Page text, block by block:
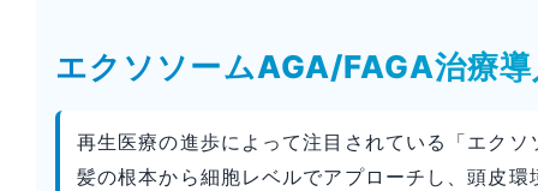
エクソソームAGA/FAGA治療
再生医療の進歩によって注目されている「エクソ
髪の根本から細胞レベルでアプローチし、頭皮